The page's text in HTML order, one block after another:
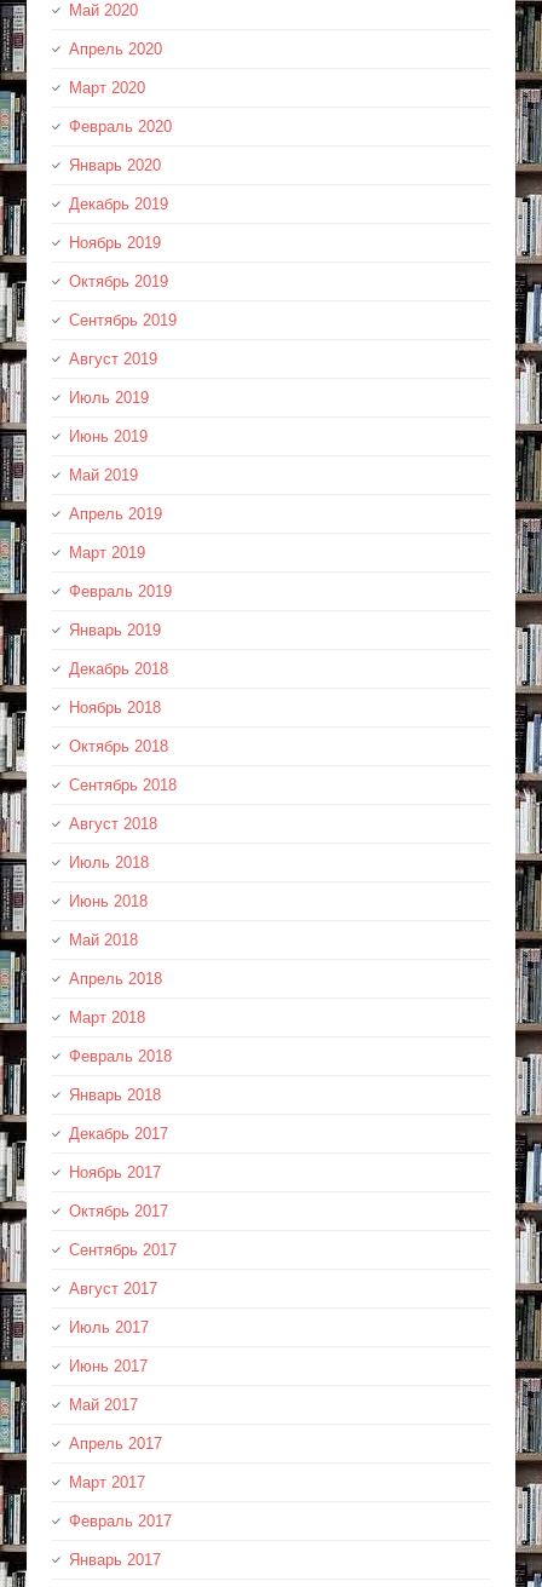
Май 2020
Апрель 2020
Март 2020
Февраль 2020
Январь 2020
Декабрь 2019
Ноябрь 2019
Октябрь 2019
Сентябрь 2019
Август 2019
Июль 2019
Июнь 2019
Май 2019
Апрель 2019
Март 2019
Февраль 2019
Январь 2019
Декабрь 2018
Ноябрь 2018
Октябрь 2018
Сентябрь 2018
Август 2018
Июль 2018
Июнь 2018
Май 2018
Апрель 2018
Март 2018
Февраль 2018
Январь 2018
Декабрь 2017
Ноябрь 2017
Октябрь 2017
Сентябрь 2017
Август 2017
Июль 2017
Июнь 2017
Май 2017
Апрель 2017
Март 2017
Февраль 2017
Январь 2017